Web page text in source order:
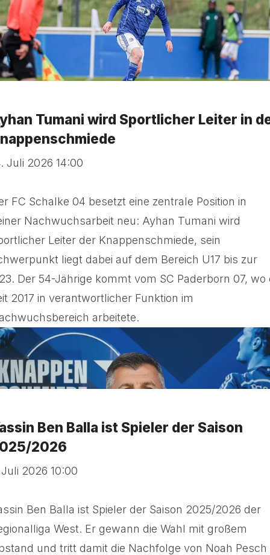
Tumani wird Sportlicher Leiter in
Juli 2026 14:00
FC Schalke 04 besetzt eine zentrale Position in
Nachwuchsarbeit neu: Ayhan Tumani wird
Leiter der Knappenschmiede, sein
liegt dabei auf dem Bereich U17 bis zur
Der 54-Jährige kommt vom SC Paderborn 07, wo
2017 in verantwortlicher Funktion im
arbeitete.
Ben Balla ist Spieler der Saison
2026
Juli 2026 10:00
Ben Balla ist Spieler der Saison 2025/2026 der
West. Er gewann die Wahl mit großem
und tritt damit die Nachfolge von Noah Pesch